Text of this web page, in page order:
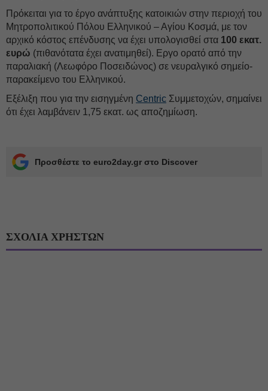
Πρόκειται για το έργο ανάπτυξης κατοικιών στην περιοχή του
Μητροπολιτικού Πόλου Ελληνικού – Αγίου Κοσμά, με τον
αρχικό κόστος επένδυσης να έχει υπολογισθεί στα 100 εκατ.
ευρώ (πιθανότατα έχει ανατιμηθεί). Εργο ορατό από την
παραλιακή (Λεωφόρο Ποσειδώνος) σε νευραλγικό σημείο-
παρακείμενο του Ελληνικού.
Εξέλιξη που για την εισηγμένη Centric Συμμετοχών, σημαίνει
ότι έχει λαμβάνειν 1,75 εκατ. ως αποζημίωση.
Προσθέστε το euro2day.gr στο Discover
ΣΧΟΛΙΑ ΧΡΗΣΤΩΝ